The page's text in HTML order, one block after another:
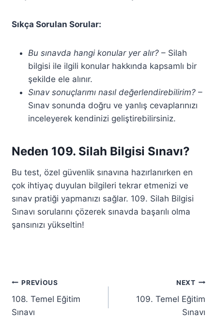
Sıkça Sorulan Sorular:
Bu sınavda hangi konular yer alır? – Silah
bilgisi ile ilgili konular hakkında kapsamlı bir
şekilde ele alınır.
Sınav sonuçlarımı nasıl değerlendirebilirim? –
Sınav sonunda doğru ve yanlış cevaplarınızı
inceleyerek kendinizi geliştirebilirsiniz.
Neden 109. Silah Bilgisi Sınavı?
Bu test, özel güvenlik sınavına hazırlanırken en
çok ihtiyaç duyulan bilgileri tekrar etmenizi ve
sınav pratiği yapmanızı sağlar. 109. Silah Bilgisi
Sınavı sorularını çözerek sınavda başarılı olma
şansınızı yükseltin!
Yazı
gezinmesi
PREVIOUS
108. Temel Eğitim
Sınavı
NEXT
109. Temel Eğitim
Sınavı